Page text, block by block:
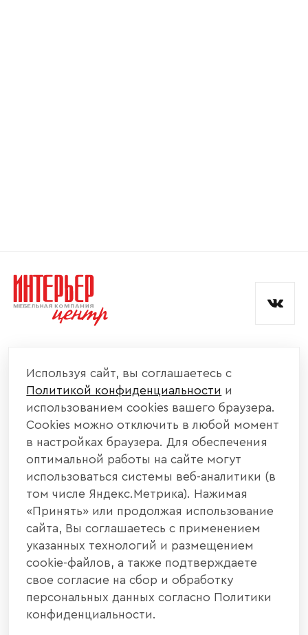
КАТАЛОГ МЕБЕЛИ
ИНФОРМАЦИЯ
НАШИ КОНТАКТЫ
+7 800 700 20 58
440004, г. Пенза, ул. Рябова, д. 31
info@interier-center.ru
Согласен с
и обработкой данных.
Используя сайт, вы соглашаетесь с
Политикой конфиденциальности и
использованием cookies вашего браузера.
Cookies можно отключить в любой момент
в настройках браузера. Для обеспечения
оптимальной работы на сайте могут
использоваться системы веб-аналитики (в
том числе Яндекс.Метрика). Нажимая
«Принять» или продолжая использование
сайта, Вы соглашаетесь с применением
указанных технологий и размещением
cookie-файлов, а также подтверждаете
свое согласие на сбор и обработку
персональных данных согласно Политики
конфиденциальности.